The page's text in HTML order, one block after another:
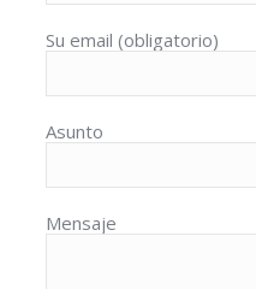
Su email (obligatorio)
Asunto
Mensaje